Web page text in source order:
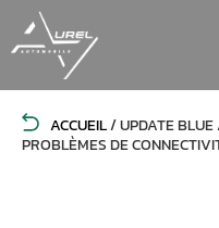
ACCUEIL/UPDATE
PROBLÈMES DE